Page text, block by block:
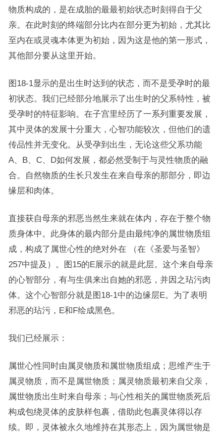
物质构成的，是在成胎的最最初始状态时刻得自于父
亲。在此时刻的终端部分比内在部分更为初始，尤其比
至内在或灵魂本体更为初始，因为这是他的第一形式，
其他部分要从这里开始。
图18-1显示的是出生时达到的状态，而不是受孕时的最
初状态。我们已经部分地展示了出生时的父系特性，被
受孕时的特征影响。在子宫里经历了一系列重要发展，
其中灵体的发展十分重大，心智功能较次，但他们的遗
传品性并无变化。从受孕到出生，无论这些父系功能
A、B、C、D如何发展，都必然受制于与灵性物质的融
合。自然物质的生长只发生在来自母亲的那部分，即边
缘层和肉体。
直接获自母亲的邪恶当然生来就在体内，存在于整个物
质身体中。此身体的最内部分是由最纯净的属世物质组
成，构成了属世心性的绝对外在 （在《圣爱与圣智》
257中提及）。图15的E展示的就是此层。这个来自母亲
的心智部分，有与生俱来出自她的邪恶，并因之玷污肉
体。这个心智部分就是图18-1中的边缘层E。为了表明
邪恶的玷污，E和F绘成黑色。
我们已经展示：
属世心性同时由属灵物质和属世物质组成；思维产生于
属灵物质，而不是属世物质；属灵物质最初来自父亲，
属世物质出生时来自母亲；与心性相关的属世物质死后
构成包绕灵体的皮肤样包裹，借助此包裹灵体得以存
续。即，灵体被永久地维持在其形态上，因为属世物是